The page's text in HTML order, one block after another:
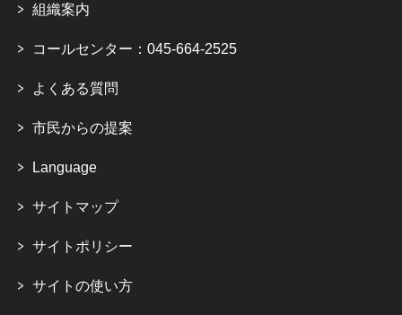
組織案内
コールセンター：045-664-2525
よくある質問
市民からの提案
Language
サイトマップ
サイトポリシー
サイトの使い方